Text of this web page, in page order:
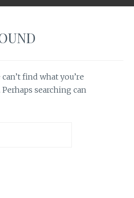
find what you’re
searching can